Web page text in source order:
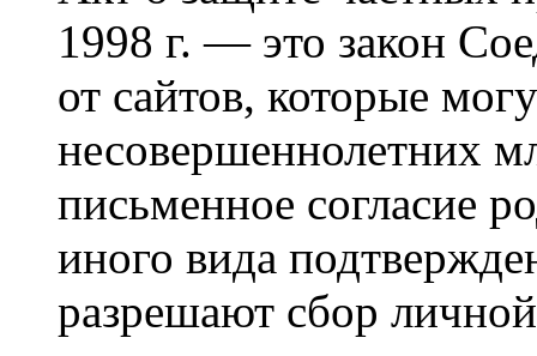
1998 г. — это закон
от сайтов, которые
несовершеннолетних
письменное согласие
иного вида
разрешают сбор